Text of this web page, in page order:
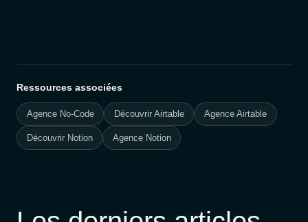
Ressources associées
Agence No-Code Découvrir Airtable Agence Airtable
Découvrir Notion Agence Notion